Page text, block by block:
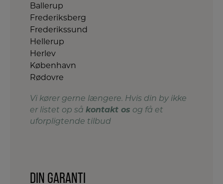
Ballerup
Frederiksberg
Frederikssund
Hellerup
Herlev
København
Rødovre
Vi kører gerne længere. Hvis din by ikke
er listet op så kontakt os og få et
uforpligtende tilbud
DIN GARANTI